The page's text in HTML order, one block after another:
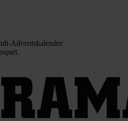
Adventskalender